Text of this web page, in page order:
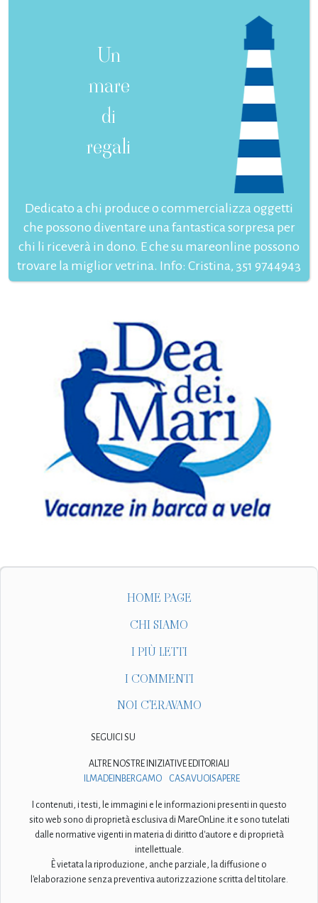
Un
mare
di
regali
Dedicato a chi produce o commercializza oggetti
che possono diventare una fantastica sorpresa per
chi li riceverà in dono. E che su mareonline possono
trovare la miglior vetrina. Info: Cristina, 351 9744943
HOME PAGE
CHI SIAMO
I PIÙ LETTI
I COMMENTI
NOI C'ERAVAMO
SEGUICI SU
ALTRE NOSTRE INIZIATIVE EDITORIALI
ILMADEINBERGAMO
CASAVUOISAPERE
I contenuti, i testi, le immagini e le informazioni presenti in questo
sito web sono di proprietà esclusiva di MareOnLine.it e sono tutelati
dalle normative vigenti in materia di diritto d'autore e di proprietà
intellettuale.
È vietata la riproduzione, anche parziale, la diffusione o
l'elaborazione senza preventiva autorizzazione scritta del titolare.